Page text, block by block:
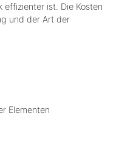
effizienter ist. Die Kosten
und der Art der
Elementen